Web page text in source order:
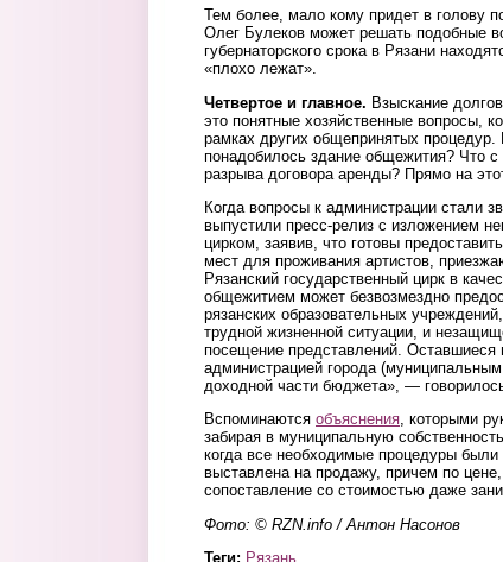
Тем более, мало кому придет в голову
Олег Булеков может решать подобные
губернаторского срока в Рязани
«плохо лежат».
Четвертое и главное. Взыскание
это понятные хозяйственные вопросы,
рамках других общепринятых
понадобилось здание общежития? Что
разрыва договора аренды? Прямо на
Когда вопросы к администрации стали
выпустили пресс-релиз с изложением
цирком, заявив, что готовы
мест для проживания артистов,
Рязанский государственный цирк в
общежитием может безвозмездно
рязанских образовательных
трудной жизненной ситуации, и
посещение представлений. Оставшиеся
администрацией города
доходной части бюджета», —
Вспоминаются объяснения, которыми
забирая в муниципальную
когда все необходимые процедуры
выставлена на продажу, причем по
сопоставление со стоимостью даже
Фото: © RZN.info / Антон Насонов
Теги: Рязань